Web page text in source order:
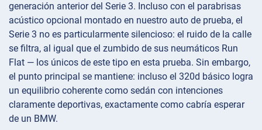
generación anterior del Serie 3. Incluso con el parabrisas
acústico opcional montado en nuestro auto de prueba, el
Serie 3 no es particularmente silencioso: el ruido de la calle
se filtra, al igual que el zumbido de sus neumáticos Run
Flat — los únicos de este tipo en esta prueba. Sin embargo,
el punto principal se mantiene: incluso el 320d básico logra
un equilibrio coherente como sedán con intenciones
claramente deportivas, exactamente como cabría esperar
de un BMW.